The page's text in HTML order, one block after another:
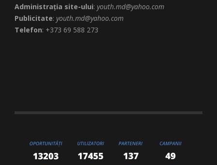
Administrația site-ului: youth.md@yahoo.com
Publicitate: youth.md@yahoo.com
Telefon: +373 69 588 273